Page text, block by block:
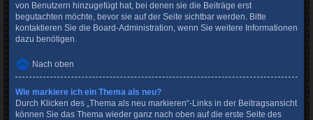
von Benutzern hinzugefügt hat, bei denen sie die Beiträge erst
begutachten möchte, bevor sie auf der Seite sichtbar werden. Bitte
kontaktieren Sie die Board-Administration, wenn Sie weitere Informationen
dazu benötigen.
Nach oben
Wie markiere ich ein Thema als neu?
Durch Klicken des „Thema als neu markieren“-Links in der Beitragsansicht
können Sie das Thema wieder ganz nach oben auf die erste Seite des